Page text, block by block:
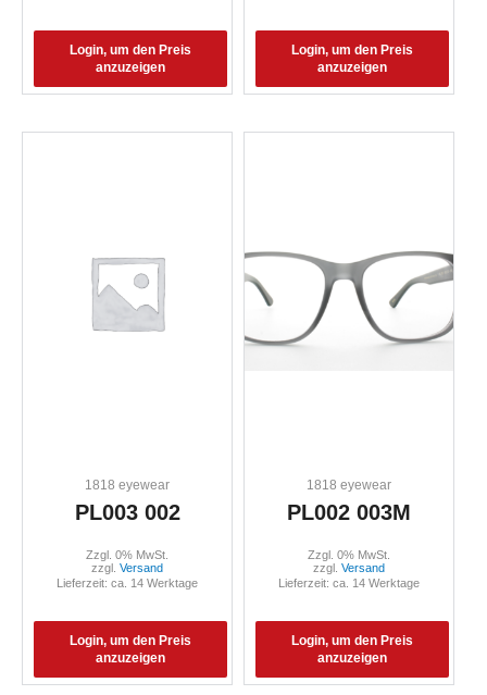
Login, um den Preis
anzuzeigen
Login, um den Preis
anzuzeigen
1818 eyewear
PL003 002
Login, um den Preis
anzuzeigen
Zzgl. 0% MwSt.
zzgl. Versand
Lieferzeit: ca. 14 Werktage
1818 eyewear
PL002 003M
Login, um den Preis
anzuzeigen
Zzgl. 0% MwSt.
zzgl. Versand
Lieferzeit: ca. 14 Werktage